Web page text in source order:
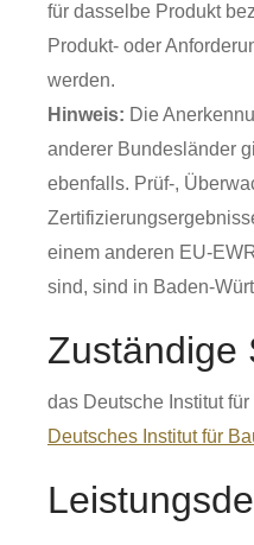
für dasselbe Produkt
Produkt- oder
werden.
Hinweis: Die
anderer Bundesländer
ebenfalls. Prüf-,
einem anderen EU-
sind, sind in Baden-
Zuständige
das Deutsche Institut
Deutsches Institut für